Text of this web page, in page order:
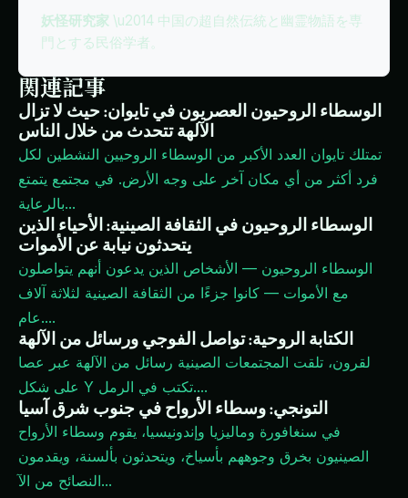
妖怪研究家 \u2014 中国の超自然伝統と幽霊物語を専
門とする民俗学者。
関連記事
الوسطاء الروحيون العصريون في تايوان: حيث لا تزال
الآلهة تتحدث من خلال الناس
تمتلك تايوان العدد الأكبر من الوسطاء الروحيين النشطين لكل
فرد أكثر من أي مكان آخر على وجه الأرض. في مجتمع يتمتع
بالرعاية...
الوسطاء الروحيون في الثقافة الصينية: الأحياء الذين
يتحدثون نيابة عن الأموات
الوسطاء الروحيون — الأشخاص الذين يدعون أنهم يتواصلون
مع الأموات — كانوا جزءًا من الثقافة الصينية لثلاثة آلاف
عام....
الكتابة الروحية: تواصل الفوجي ورسائل من الآلهة
لقرون، تلقت المجتمعات الصينية رسائل من الآلهة عبر عصا
على شكل Y تكتب في الرمل....
التونجي: وسطاء الأرواح في جنوب شرق آسيا
في سنغافورة وماليزيا وإندونيسيا، يقوم وسطاء الأرواح
الصينيون بخرق وجوههم بأسياخ، ويتحدثون بألسنة، ويقدمون
النصائح من الآ...